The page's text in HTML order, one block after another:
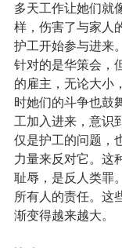
多天工作让她们就
样，伤害了与家人
护工开始参与进来
针对的是华策会，
的雇主，无论大小
时她们的斗争也鼓
工加入进来，意识
仅是护工的问题，
力量来反对它。这
耻辱，是反人类罪
所有人的责任。这
渐变得越来越大。